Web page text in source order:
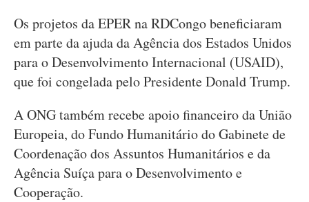
Os projetos da EPER na RDCongo beneficiaram
em parte da ajuda da Agência dos Estados Unidos
para o Desenvolvimento Internacional (USAID),
que foi congelada pelo Presidente Donald Trump.
A ONG também recebe apoio financeiro da União
Europeia, do Fundo Humanitário do Gabinete de
Coordenação dos Assuntos Humanitários e da
Agência Suíça para o Desenvolvimento e
Cooperação.